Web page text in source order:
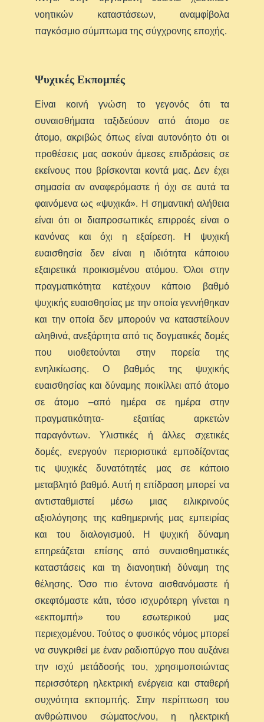
νοητικών καταστάσεων, αναμφίβολα
παγκόσμιο σύμπτωμα της σύγχρονης εποχής.
Ψυχικές Eκπομπές
Είναι κοινή γνώση το γεγονός ότι τα
συναισθήματα ταξιδεύουν από άτομο σε
άτομο, ακριβώς όπως είναι αυτονόητο ότι οι
προθέσεις μας ασκούν άμεσες επιδράσεις σε
εκείνους που βρίσκονται κοντά μας. Δεν έχει
σημασία αν αναφερόμαστε ή όχι σε αυτά τα
φαινόμενα ως «ψυχικά». Η σημαντική αλήθεια
είναι ότι οι διαπροσωπικές επιρροές είναι ο
κανόνας και όχι η εξαίρεση. Η ψυχική
ευαισθησία δεν είναι η ιδιότητα κάποιου
εξαιρετικά προικισμένου ατόμου. Όλοι στην
πραγματικότητα κατέχουν κάποιο βαθμό
ψυχικής ευαισθησίας με την οποία γεννήθηκαν
και την οποία δεν μπορούν να καταστείλουν
αληθινά, ανεξάρτητα από τις δογματικές δομές
που υιοθετούνται στην πορεία της
ενηλικίωσης. Ο βαθμός της ψυχικής
ευαισθησίας και δύναμης ποικίλλει από άτομο
σε άτομο –από ημέρα σε ημέρα στην
πραγματικότητα- εξαιτίας αρκετών
παραγόντων. Υλιστικές ή άλλες σχετικές
δομές, ενεργούν περιοριστικά εμποδίζοντας
τις ψυχικές δυνατότητές μας σε κάποιο
μεταβλητό βαθμό. Αυτή η επίδραση μπορεί να
αντισταθμιστεί μέσω μιας ειλικρινούς
αξιολόγησης της καθημερινής μας εμπειρίας
και του διαλογισμού. Η ψυχική δύναμη
επηρεάζεται επίσης από συναισθηματικές
καταστάσεις και τη διανοητική δύναμη της
θέλησης. Όσο πιο έντονα αισθανόμαστε ή
σκεφτόμαστε κάτι, τόσο ισχυρότερη γίνεται η
«εκπομπή» του εσωτερικού μας
περιεχομένου. Τούτος ο φυσικός νόμος μπορεί
να συγκριθεί με έναν ραδιοπύργο που αυξάνει
την ισχύ μετάδοσής του, χρησιμοποιώντας
περισσότερη ηλεκτρική ενέργεια και σταθερή
συχνότητα εκπομπής. Στην περίπτωση του
ανθρώπινου σώματος/νου, η ηλεκτρική